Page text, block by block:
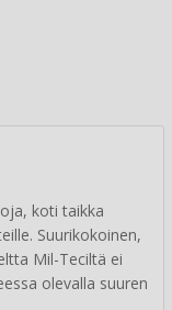
koti taikka
Suurikokoinen,
Mil-Teciltä ei
olevalla suuren